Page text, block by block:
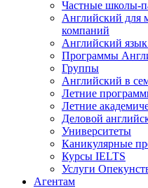
Частные школы-
Английский для
компаний
Английский
Программы
Группы
Английский в
Летние
Летние
Деловой
Университеты
Каникулярные
Курсы IELTS
Услуги
Агентам